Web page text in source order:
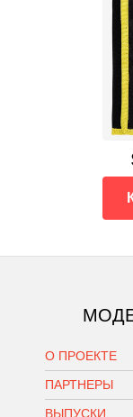
О ПРОЕКТЕ
ПАРТНЕРЫ
ВЫПУСКИ